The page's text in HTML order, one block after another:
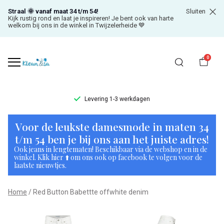
Straal 🌞 vanaf maat 34 t/m 54!
Kijk rustig rond en laat je inspireren! Je bent ook van harte
welkom bij ons in de winkel in Twijzelerheide 💙
Sluiten
0
Levering 1-3 werkdagen
Red
Button
Babettte
offwhite
denim
Voor de leukste damesmode in maten 34
t/m 54 ben je bij ons aan het juiste adres!
Ook jeans in lengtematen! Beschikbaar via de webshop en in de
winkel. Klik hier ⬆️ om ons ook op facebook te volgen voor de
laatste nieuwtjes.
Home Red Button Babettte offwhite denim